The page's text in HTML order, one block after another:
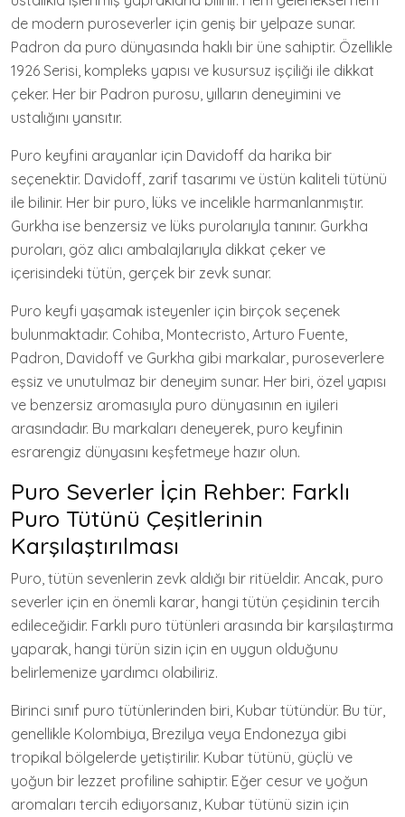
de modern puroseverler için geniş bir yelpaze sunar.
Padron da puro dünyasında haklı bir üne sahiptir. Özellikle
1926 Serisi, kompleks yapısı ve kusursuz işçiliği ile dikkat
çeker. Her bir Padron purosu, yılların deneyimini ve
ustalığını yansıtır.
Puro keyfini arayanlar için Davidoff da harika bir
seçenektir. Davidoff, zarif tasarımı ve üstün kaliteli tütünü
ile bilinir. Her bir puro, lüks ve incelikle harmanlanmıştır.
Gurkha ise benzersiz ve lüks purolarıyla tanınır. Gurkha
puroları, göz alıcı ambalajlarıyla dikkat çeker ve
içerisindeki tütün, gerçek bir zevk sunar.
Puro keyfi yaşamak isteyenler için birçok seçenek
bulunmaktadır. Cohiba, Montecristo, Arturo Fuente,
Padron, Davidoff ve Gurkha gibi markalar, puroseverlere
eşsiz ve unutulmaz bir deneyim sunar. Her biri, özel yapısı
ve benzersiz aromasıyla puro dünyasının en iyileri
arasındadır. Bu markaları deneyerek, puro keyfinin
esrarengiz dünyasını keşfetmeye hazır olun.
Puro Severler İçin Rehber: Farklı
Puro Tütünü Çeşitlerinin
Karşılaştırılması
Puro, tütün sevenlerin zevk aldığı bir ritüeldir. Ancak, puro
severler için en önemli karar, hangi tütün çeşidinin tercih
edileceğidir. Farklı puro tütünleri arasında bir karşılaştırma
yaparak, hangi türün sizin için en uygun olduğunu
belirlemenize yardımcı olabiliriz.
Birinci sınıf puro tütünlerinden biri, Kubar tütündür. Bu tür,
genellikle Kolombiya, Brezilya veya Endonezya gibi
tropikal bölgelerde yetiştirilir. Kubar tütünü, güçlü ve
yoğun bir lezzet profiline sahiptir. Eğer cesur ve yoğun
aromaları tercih ediyorsanız, Kubar tütünü sizin için